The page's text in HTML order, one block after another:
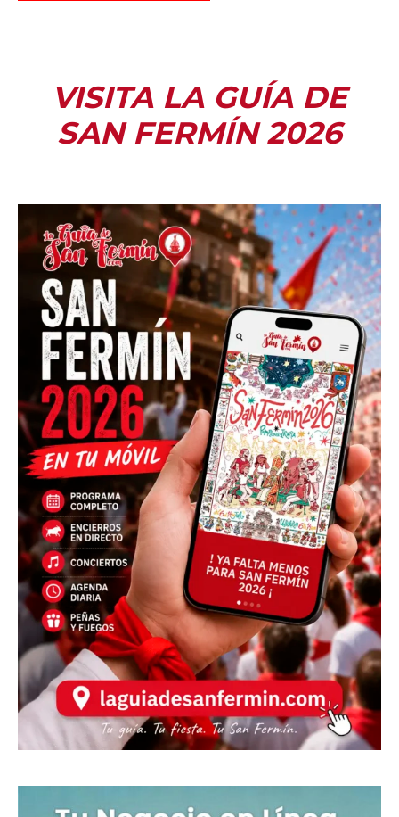
VISITA LA GUÍA DE
SAN FERMÍN 2026